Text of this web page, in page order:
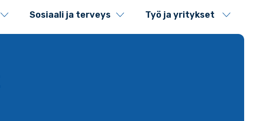
Sosiaali ja terveys Työ ja yritykset